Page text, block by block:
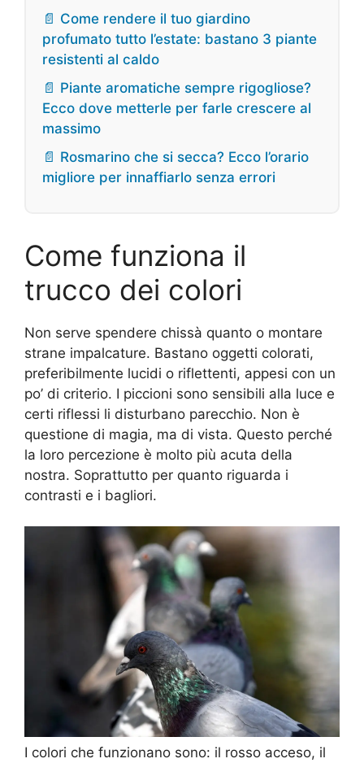
📄 Come rendere il tuo giardino
profumato tutto l’estate: bastano 3 piante
resistenti al caldo
📄 Piante aromatiche sempre rigogliose?
Ecco dove metterle per farle crescere al
massimo
📄 Rosmarino che si secca? Ecco l’orario
migliore per innaffiarlo senza errori
Come funziona il
trucco dei colori
Non serve spendere chissà quanto o montare
strane impalcature. Bastano oggetti colorati,
preferibilmente lucidi o riflettenti, appesi con un
po’ di criterio. I piccioni sono sensibili alla luce e
certi riflessi li disturbano parecchio. Non è
questione di magia, ma di vista. Questo perché
la loro percezione è molto più acuta della
nostra. Soprattutto per quanto riguarda i
contrasti e i bagliori.
I colori che funzionano sono: il rosso acceso, il